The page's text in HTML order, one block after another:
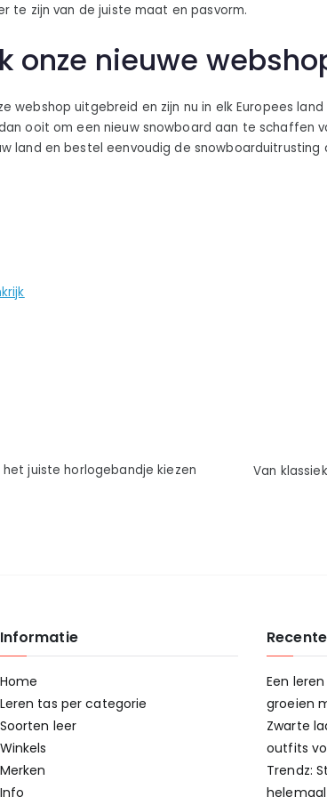
te zijn van de juiste maat en pasvorm.
onze nieuwe
webshop uitgebreid en zijn nu in elk Europees
ooit om een nieuw snowboard aan te schaffen
land en bestel eenvoudig de
het juiste horlogebandje kiezen
Van
Informatie
Home
Leren tas per categorie
Soorten leer
Winkels
Merken
Info
Een
groeien
Zwarte
outfits
Trendz: